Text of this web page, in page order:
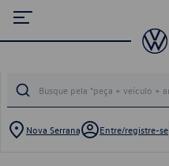
Nova Serrana Entre/registre-se